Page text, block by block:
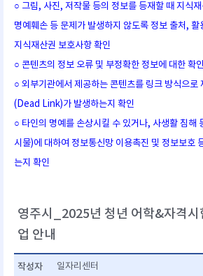
○ 그림, 사진, 저작물 등의 정보를 등재할 때 지식
명예훼손 등 문제가 발생하지 않도록 정보 출처,
지식재산권 보호사항 확인
○ 콘텐츠의 정보 오류 및 부정확한 정보에 대한 확인
○ 외부기관에서 제공하는 콘텐츠를 링크 방식으로
(Dead Link)가 발생하는지 확인
○ 타인의 명예를 손상시킬 수 있거나, 사생활 침해
시물)에 대하여 정보통신망 이용촉진 및 정보보호
는지 확인
영주시_2025년 청년 어학&자격시
업 안내
작성자 일자리센터